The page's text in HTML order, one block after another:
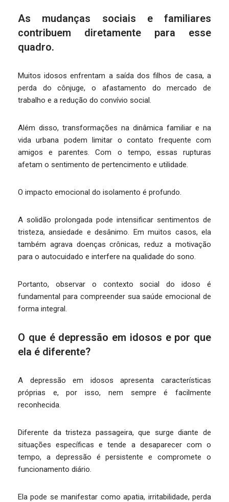
As mudanças sociais e familiares
contribuem diretamente para esse
quadro.
Muitos idosos enfrentam a saída dos filhos de casa, a
perda do cônjuge, o afastamento do mercado de
trabalho e a redução do convívio social.
Além disso, transformações na dinâmica familiar e na
vida urbana podem limitar o contato frequente com
amigos e parentes. Com o tempo, essas rupturas
afetam o sentimento de pertencimento e utilidade.
O impacto emocional do isolamento é profundo.
A solidão prolongada pode intensificar sentimentos de
tristeza, ansiedade e desânimo. Em muitos casos, ela
também agrava doenças crônicas, reduz a motivação
para o autocuidado e interfere na qualidade do sono.
Portanto, observar o contexto social do idoso é
fundamental para compreender sua saúde emocional de
forma integral.
O que é depressão em idosos e por que
ela é diferente?
A depressão em idosos apresenta características
próprias e, por isso, nem sempre é facilmente
reconhecida.
Diferente da tristeza passageira, que surge diante de
situações específicas e tende a desaparecer com o
tempo, a depressão é persistente e compromete o
funcionamento diário.
Ela pode se manifestar como apatia, irritabilidade, perda